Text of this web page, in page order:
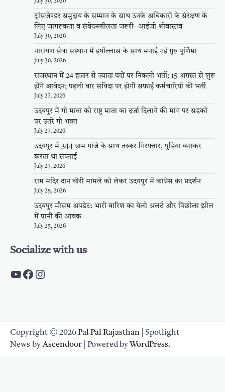
ट्रांसजेण्डर समुदाय के सम्मान के साथ उनके अधिकारों के संरक्षण के
लिए जागरूकता व संवेदनशीलता जरूरी- आईजी श्रीवास्तव
July 30, 2026
नारायण सेवा संस्थान में हर्षोल्लास के साथ मनाई गई गुरु पूर्णिमा
July 30, 2026
राजस्थान में 24 हजार से ज्यादा पदों पर निकली भर्ती: 15 अगस्त से शुरू
होंगे आवेदन; पहली बार संविदा पर होगी सफाई कर्मचारियों की भर्ती
July 27, 2026
उदयपुर में गो माता को राष्ट्र माता का दर्जा दिलाने की मांग पर सड़कों
पर उतरे गो भक्त
July 27, 2026
उदयपुर में 344 ग्राम गांजे के साथ तस्कर गिरफ्तार, पुड़िया बनाकर
करता था सप्लाई
July 27, 2026
राम मंदिर दान चोरी मामले को लेकर उदयपुर में कांग्रेस का प्रदर्शन
July 25, 2026
उदयपुर मौसम अपडेट: भारी बारिश का येलो अलर्ट और पिछोला झील
में पानी की आवक
July 25, 2026
Socialize with us
https://www.youtube.com/c/
https://www.facebook.com/
Instagram
Copyright © 2026Pal Pal Rajasthan | Spotlight
News byAscendoor | Powered byWordPress.